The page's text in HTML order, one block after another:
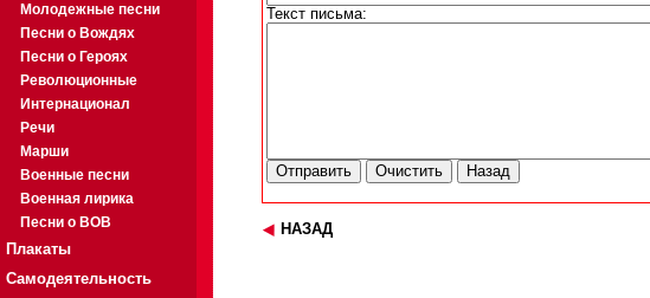
Молодежные песни
Песни о Вождях
Песни о Героях
Революционные
Интернационал
Речи
Марши
Военные песни
Военная лирика
Песни о ВОВ
Плакаты
Самодеятельность
Текст письма:
НАЗАД